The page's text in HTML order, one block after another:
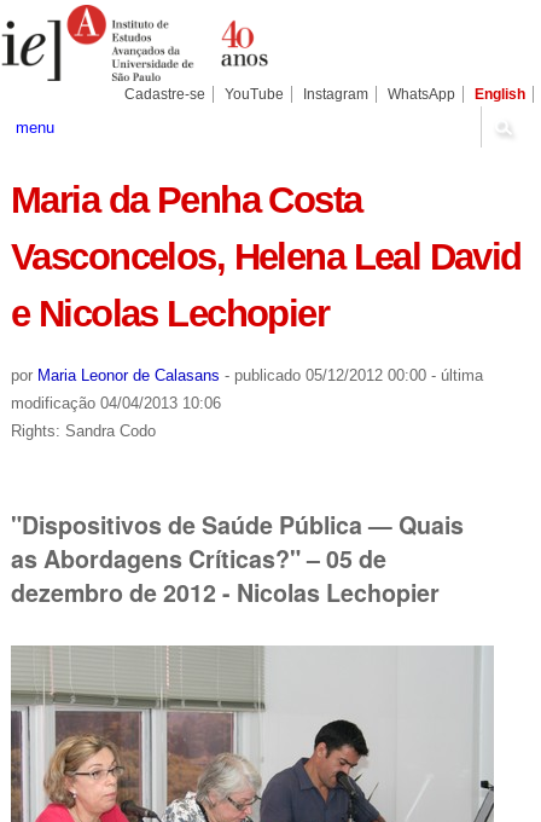
para
conteúdo.
Pessoais
Cadastre-se YouTube Instagram WhatsApp English
menu
Maria da Penha Costa
Vasconcelos, Helena Leal David
e Nicolas Lechopier
por Maria Leonor de Calasans - publicado05/12/2012 00:00 - última
modificação04/04/2013 10:06
Rights: Sandra Codo
"Dispositivos de Saúde Pública — Quais
as Abordagens Críticas?" – 05 de
dezembro de 2012 - Nicolas Lechopier